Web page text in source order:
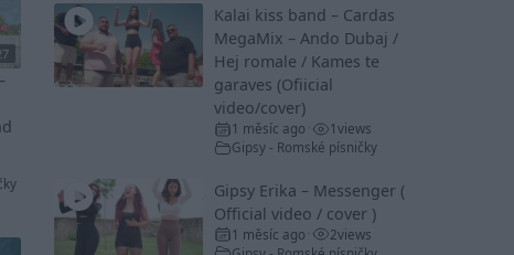
Kalai kiss band – Cardas
MegaMix – Ando Dubaj /
Hej romale / Kames te
garaves (Ofiicial
video/cover)
1 měsíc ago 1views
Gipsy - Romské písničky
Gipsy Erika – Messenger (
Official video / cover )
1 měsíc ago 2views